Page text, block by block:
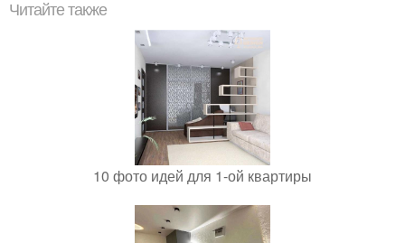
Читайте также
10 фото идей для 1-ой квартиры